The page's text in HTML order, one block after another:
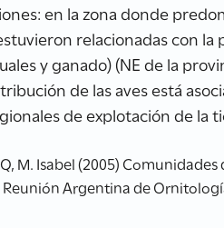
en la zona donde
relacionadas con
y ganado) (NE de la
de las aves está
de explotación de la
M. Isabel (2005)
Reunión Argentina de